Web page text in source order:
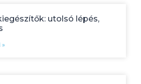
utolsó lépés,
»